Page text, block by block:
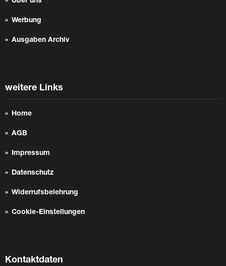
Werbung
Ausgaben Archiv
weitere Links
Home
AGB
Impressum
Datenschutz
Widerrufsbelehrung
Cookie-Einstellungen
Kontaktdaten